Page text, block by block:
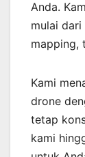
Anda.
mulai
mapping,
Kami
drone
tetap
kami